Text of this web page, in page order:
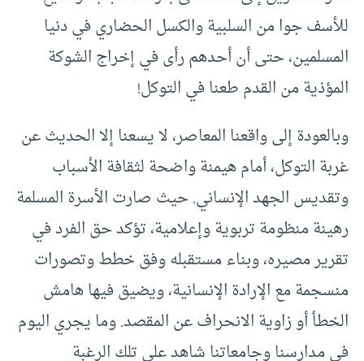
للأسف جوا من السلبية والكسل الحضاري في دنيا
المسلمين، حتى أن أحدهم رأى في إخراج الشوكة
المؤذية من القدم طعنا في التوكل!
وبالعودة إلى واقعنا المعاصر، لا يسعنا إلا الحديث عن
غربة التوكل، أمام هيمنة واضحة لثقافة الأسباب
وتقديس الجهد الإنساني. حيث صارت الأسرة المسلمة
رهينة منظومة تربوية وإعلامية، تؤكد حق الفرد في
تقرير مصيره، وبناء مستقبله وفق خطط وتصورات
منسجمة مع الإرادة الإنسانية، ويضيق فيها هامش
الخطأ أو زاوية الانحراف عن المقصد. وما يجري اليوم
في مدارسنا وجامعاتنا شاهد على تلك الرغبة